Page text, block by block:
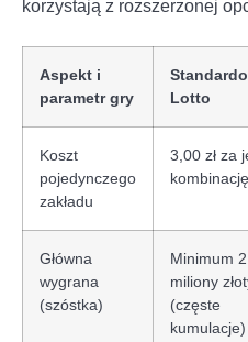
korzystają z rozszerzonej
Aspekt i
parametr gry
Lotto
Koszt
pojedynczego
zakładu
3,00 zł za
kombinację
Główna
wygrana
(szóstka)
Minimum 2
miliony
(częste
kumulacje)